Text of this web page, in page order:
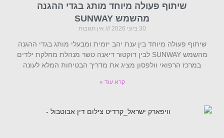
שיתוף פעולה מיוחד מותג בגדי ההגנה
מהשמש SUNWAY
30 ביוני 2026 אין תגובות
שיתוף פעולה מיוחד בין ענת יהב יזמית ומבעלי מותג בגדי ההגנה
מהשמש SUNWAY לבין דוקטור דיאנה טשר מנהלת מחלקת ילדים
במרכז הרפואי וולפסון מציג את מדריך הבטיחות המלא לעונה
קרא עוד »